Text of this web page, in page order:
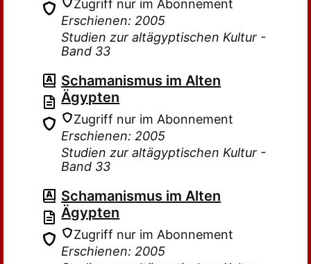
Zugriff nur im Abonnement
Erschienen: 2005
Studien zur altägyptischen Kultur -
Band 33
Schamanismus im Alten
Ägypten
Zugriff nur im Abonnement
Erschienen: 2005
Studien zur altägyptischen Kultur -
Band 33
Schamanismus im Alten
Ägypten
Zugriff nur im Abonnement
Erschienen: 2005